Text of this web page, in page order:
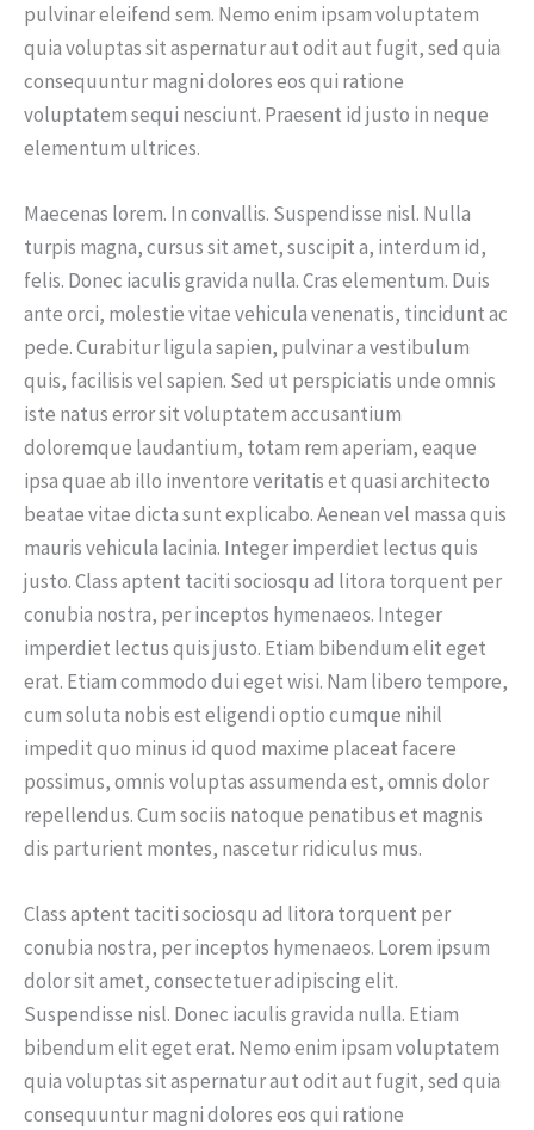
pulvinar eleifend sem. Nemo enim ipsam voluptatem
quia voluptas sit aspernatur aut odit aut fugit, sed quia
consequuntur magni dolores eos qui ratione
voluptatem sequi nesciunt. Praesent id justo in neque
elementum ultrices.
Maecenas lorem. In convallis. Suspendisse nisl. Nulla
turpis magna, cursus sit amet, suscipit a, interdum id,
felis. Donec iaculis gravida nulla. Cras elementum. Duis
ante orci, molestie vitae vehicula venenatis, tincidunt ac
pede. Curabitur ligula sapien, pulvinar a vestibulum
quis, facilisis vel sapien. Sed ut perspiciatis unde omnis
iste natus error sit voluptatem accusantium
doloremque laudantium, totam rem aperiam, eaque
ipsa quae ab illo inventore veritatis et quasi architecto
beatae vitae dicta sunt explicabo. Aenean vel massa quis
mauris vehicula lacinia. Integer imperdiet lectus quis
justo. Class aptent taciti sociosqu ad litora torquent per
conubia nostra, per inceptos hymenaeos. Integer
imperdiet lectus quis justo. Etiam bibendum elit eget
erat. Etiam commodo dui eget wisi. Nam libero tempore,
cum soluta nobis est eligendi optio cumque nihil
impedit quo minus id quod maxime placeat facere
possimus, omnis voluptas assumenda est, omnis dolor
repellendus. Cum sociis natoque penatibus et magnis
dis parturient montes, nascetur ridiculus mus.
Class aptent taciti sociosqu ad litora torquent per
conubia nostra, per inceptos hymenaeos. Lorem ipsum
dolor sit amet, consectetuer adipiscing elit.
Suspendisse nisl. Donec iaculis gravida nulla. Etiam
bibendum elit eget erat. Nemo enim ipsam voluptatem
quia voluptas sit aspernatur aut odit aut fugit, sed quia
consequuntur magni dolores eos qui ratione